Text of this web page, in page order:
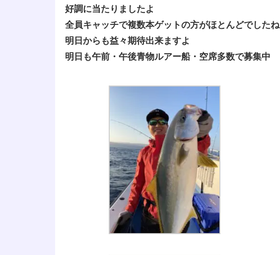
好調に当たりましたよ
全員キャッチで複数本ゲットの方がほとんどでしたね
明日からも益々期待出来ますよ
明日も午前・午後青物ルアー船・空席多数で募集中